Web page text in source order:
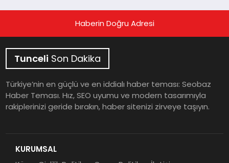
Haberin Doğru Adresi
Tunceli Son Dakika
Türkiye’nin en güçlü ve en iddialı haber teması: Seobaz
Haber Teması. Hız, SEO uyumu ve modern tasarımıyla
rakiplerinizi geride bırakın, haber sitenizi zirveye taşıyın.
KURUMSAL